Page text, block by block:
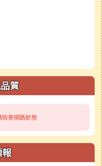
質
查網路狀態